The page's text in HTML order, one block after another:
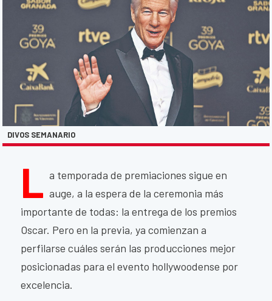
DIVOS SEMANARIO
L a temporada de premiaciones sigue en
auge, a la espera de la ceremonia más
importante de todas: la entrega de los premios
Oscar. Pero en la previa, ya comienzan a
perfilarse cuáles serán las producciones mejor
posicionadas para el evento hollywoodense por
excelencia.